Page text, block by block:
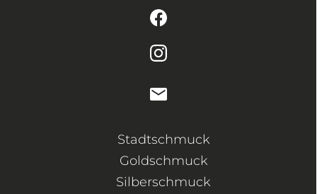
Stadtschmuck
Goldschmuck
Silberschmuck